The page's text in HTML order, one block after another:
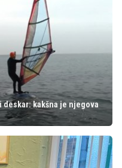
kakšna je njegova